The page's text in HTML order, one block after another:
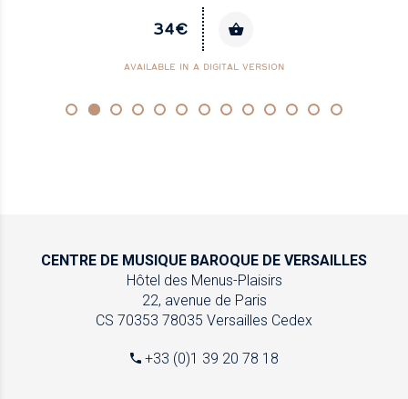
34€
AVAILABLE IN A DIGITAL VERSION
CENTRE DE MUSIQUE BAROQUE DE VERSAILLES
Hôtel des Menus-Plaisirs
22, avenue de Paris
CS 70353 78035 Versailles Cedex
+33 (0)1 39 20 78 18